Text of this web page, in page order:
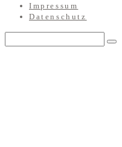
Impressum
Datenschutz